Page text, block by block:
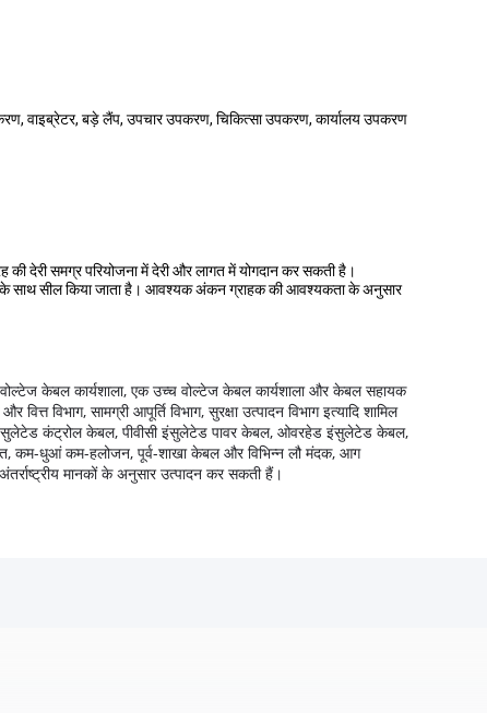
वाइब्रेटर, बड़े लैंप, उपचार उपकरण, चिकित्सा उपकरण, कार्यालय उपकरण
देरी समग्र परियोजना में देरी और लागत में योगदान कर सकती है।
के साथ सील किया जाता है। आवश्यक अंकन ग्राहक की आवश्यकता के अनुसार
केबल कार्यशाला, एक उच्च वोल्टेज केबल कार्यशाला और केबल सहायक
विभाग, सामग्री आपूर्ति विभाग, सुरक्षा उत्पादन विभाग इत्यादि शामिल
इंसुलेटेड कंट्रोल केबल, पीवीसी इंसुलेटेड पावर केबल, ओवरहेड इंसुलेटेड केबल,
कम-धुआं कम-हलोजन, पूर्व-शाखा केबल और विभिन्न लौ मंदक, आग
अंतर्राष्ट्रीय मानकों के अनुसार उत्पादन कर सकती हैं।